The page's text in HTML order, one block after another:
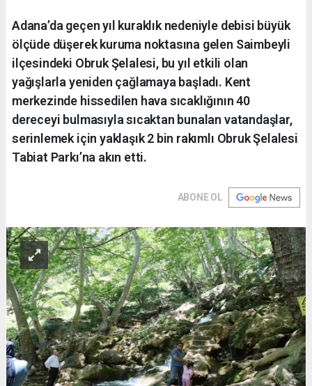
Adana’da geçen yıl kuraklık nedeniyle debisi büyük
ölçüde düşerek kuruma noktasına gelen Saimbeyli
ilçesindeki Obruk Şelalesi, bu yıl etkili olan
yağışlarla yeniden çağlamaya başladı. Kent
merkezinde hissedilen hava sıcaklığının 40
dereceyi bulmasıyla sıcaktan bunalan vatandaşlar,
serinlemek için yaklaşık 2 bin rakımlı Obruk Şelalesi
Tabiat Parkı’na akın etti.
ABONE OL